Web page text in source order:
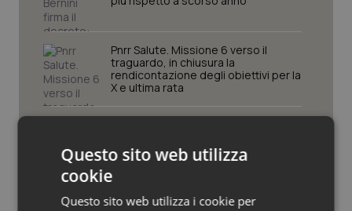
Puglia
Sardegna
Sicilia
Umbria
Malattie rare
Malattia di Crohn & Rettocolite Ulcerosa
Neuroscienze & patologie neurodegenerative
Oftalmologia
Pnrr Salute. Missione 6 verso il
traguardo, in chiusura la
rendicontazione degli obiettivi per la
X e ultima rata
Proseguono monitoraggi e campagna
informativa
Questo sito web utilizza
cookie
Questo sito web utilizza i cookie per